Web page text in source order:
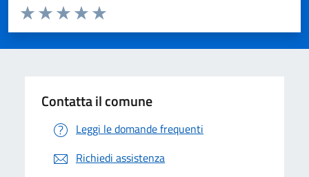
Valuta da 1 a 5 stelle la pagina
Valuta 5 stelle su 5
Valuta 4 stelle su 5
Valuta 3 stelle su 5
Valuta 2 stelle su 5
Valuta 1 stelle su 5
Contatta il comune
Leggi le domande frequenti
Richiedi assistenza